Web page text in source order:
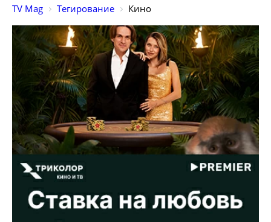
TV Mag Тегирование Кино